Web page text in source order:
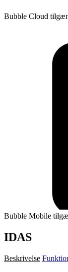
Bubble Cloud
Bubble Mobile
IDAS
Beskrivelse